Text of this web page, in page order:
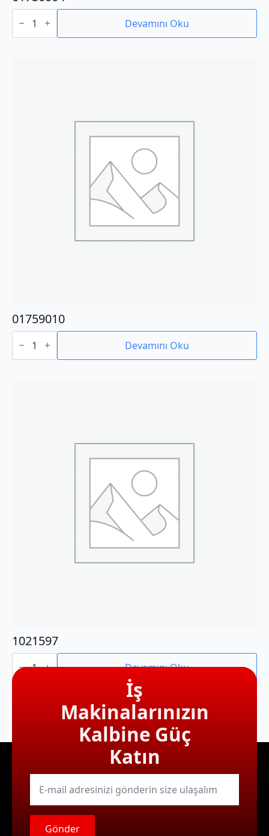
01750004
adet Devamını Oku
01759010
01759010
adet Devamını Oku
1021597
1021597
adet Devamını Oku
İş
Makinalarınızın
Kalbine Güç
Katın
E-
mail
Gönder